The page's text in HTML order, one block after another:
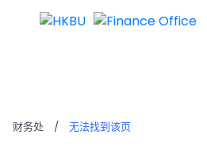
财务处 / 无法找到该页